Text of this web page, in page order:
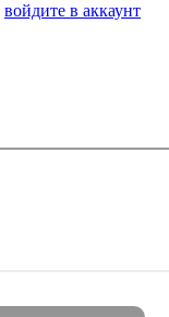
войдите в аккаунт